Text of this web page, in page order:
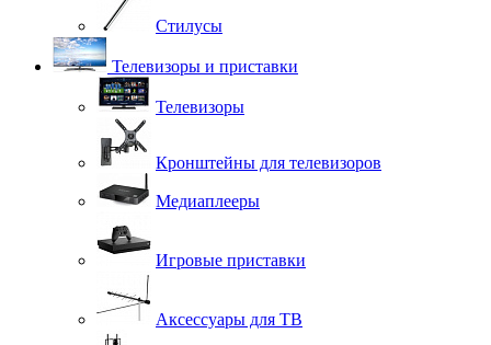
Стилусы
Телевизоры и приставки
Телевизоры
Кронштейны для телевизоров
Медиаплееры
Игровые приставки
Аксессуары для ТВ